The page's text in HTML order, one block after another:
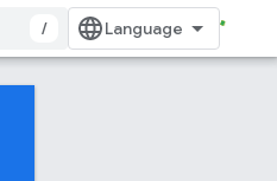
/